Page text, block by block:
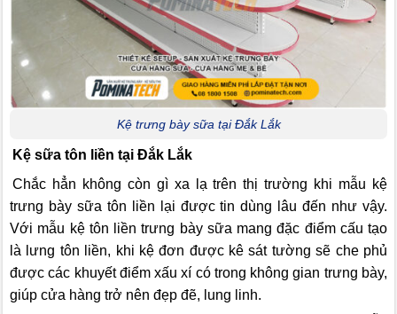
Kệ trưng bày sữa tại Đắk Lắk
Kệ sữa tôn liền tại Đắk Lắk
Chắc hẳn không còn gì xa lạ trên thị trường khi mẫu kệ
trưng bày sữa tôn liền lại được tin dùng lâu đến như vậy.
Với mẫu kệ tôn liền trưng bày sữa mang đặc điểm cấu tạo
là lưng tôn liền, khi kệ đơn được kê sát tường sẽ che phủ
được các khuyết điểm xấu xí có trong không gian trưng bày,
giúp cửa hàng trở nên đẹp đẽ, lung linh.